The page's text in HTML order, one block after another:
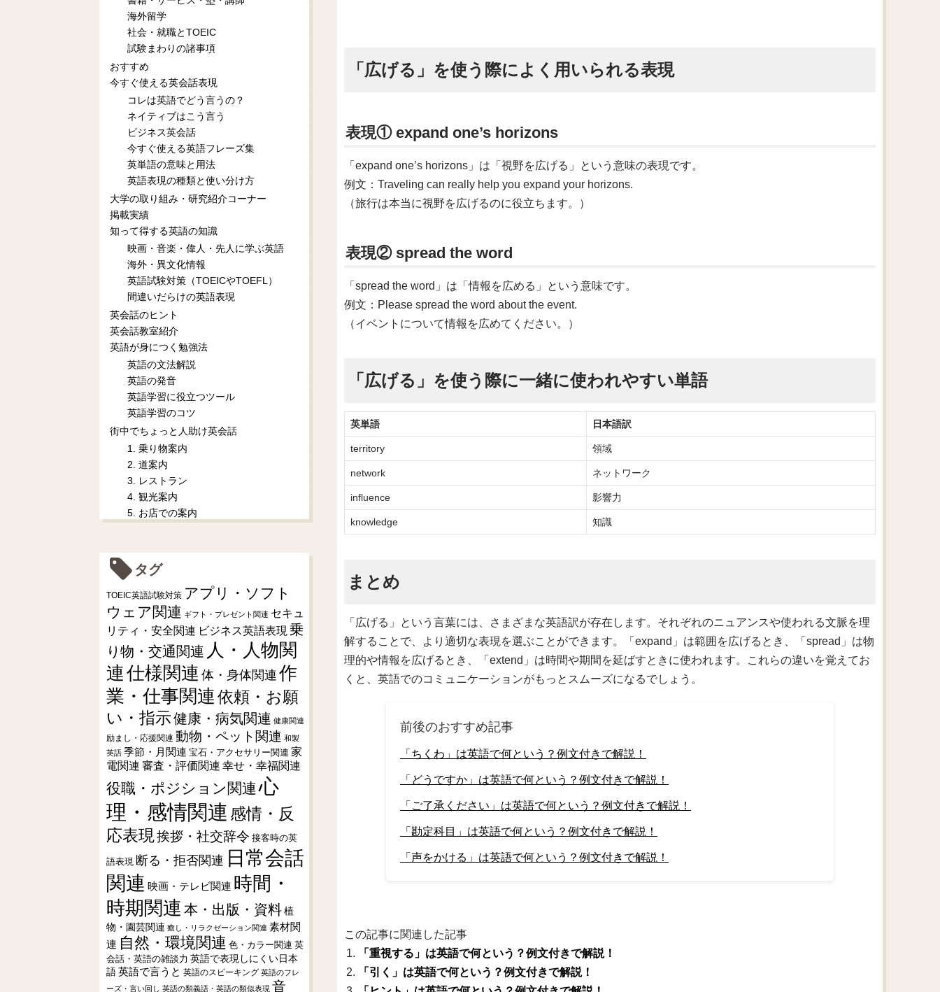
「広げる」を使う際によく用いられる表現
表現① expand one’s horizons
「expand one’s horizons」は「視野を広げる」という意味の表現です。
例文：Traveling can really help you expand your horizons.
（旅行は本当に視野を広げるのに役立ちます。）
表現② spread the word
「spread the word」は「情報を広める」という意味です。
例文：Please spread the word about the event.
（イベントについて情報を広めてください。）
「広げる」を使う際に一緒に使われやすい単語
英単語 日本語訳
territory 領域
network ネットワーク
influence 影響力
knowledge 知識
まとめ
「広げる」という言葉には、さまざまな英語訳が存在します。それぞれのニュアンスや使われる文脈を理
解することで、より適切な表現を選ぶことができます。「expand」は範囲を広げるとき、「spread」は物
理的や情報を広げるとき、「extend」は時間や期間を延ばすときに使われます。これらの違いを覚えてお
くと、英語でのコミュニケーションがもっとスムーズになるでしょう。
前後のおすすめ記事
「ちくわ」は英語で何という？例文付きで解説！
「どうですか」は英語で何という？例文付きで解説！
「ご了承ください」は英語で何という？例文付きで解説！
「勘定科目」は英語で何という？例文付きで解説！
「声をかける」は英語で何という？例文付きで解説！
この記事に関連した記事
「重視する」は英語で何という？例文付きで解説！
「引く」は英語で何という？例文付きで解説！
海外留学
社会・就職とTOEIC
試験まわりの諸事項
おすすめ
今すぐ使える英会話表現
コレは英語でどう言うの？
ネイティブはこう言う
ビジネス英会話
今すぐ使える英語フレーズ集
英単語の意味と用法
英語表現の種類と使い分け方
大学の取り組み・研究紹介コーナー
掲載実績
知って得する英語の知識
映画・音楽・偉人・先人に学ぶ英語
海外・異文化情報
英語試験対策（TOEICやTOEFL）
間違いだらけの英語表現
英会話のヒント
英会話教室紹介
英語が身につく勉強法
英語の文法解説
英語の発音
英語学習に役立つツール
英語学習のコツ
街中でちょっと人助け英会話
1. 乗り物案内
2. 道案内
3. レストラン
4. 観光案内
5. お店での案内
タグ
TOEIC英語試験対策 アプリ・ソフト
ウェア関連 ギフト・プレゼント関連 セキュ
リティ・安全関連 ビジネス英語表現 乗
り物・交通関連 人・人物関
連仕様関連 体・身体関連 作
業・仕事関連依頼・お願
い・指示健康・病気関連 健康関連
励まし・応援関連 動物・ペット関連 和製
英語 季節・月関連 宝石・アクセサリー関連 家
電関連 審査・評価関連 幸せ・幸福関連
役職・ポジション関連 心
理・感情関連 感情・反
応表現挨拶・社交辞令 接客時の英
語表現 断る・拒否関連 日常会話
関連 映画・テレビ関連 時間・
時期関連 本・出版・資料植
物・園芸関連 癒し・リラクゼーション関連 素材関
連 自然・環境関連 色・カラー関連 英
会話・英語の雑談力 英語で表現しにくい日本
語 英語で言うと 英語のスピーキング 英語のフレ
ーズ・言い回し 英語の類義語・英語の類似表現 音